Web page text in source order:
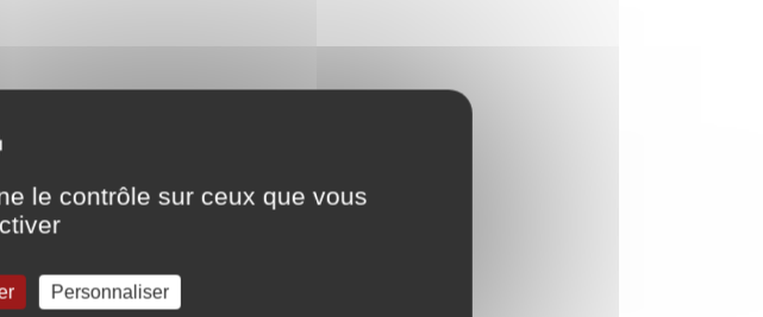
le contrôle sur ceux que vous
Personnaliser